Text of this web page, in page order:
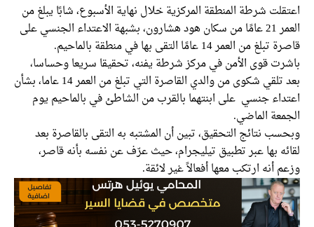
شرطة المنطقة المركزية خلال نهاية الأسبوع، شابًا يبلغ من
العمر 21 عامًا من سكان هود هشارون، بشبهة الاعتداء الجنسي على
العمر 14 عامًا التقى بها في منطقة بالماحيم.
قوى الأمن في مركز شرطة يفنه، تحقيقا سريعا وحساسا،
بعد تلقي شكوى من والدي القاصرة التي تبلغ من العمر 14 عاما، بشأن
جنسي على ابنتهما بالقرب من الشاطئ في بالماحيم يوم
الماضي.
نتائج التحقيق، تبين أن المشتبه به التقى بالقاصرة بعد
بها عبر تطبيق تيليجرام، حيث عرّف عن نفسه بأنه قاصر،
أنه ارتكب معها أفعالاً غير لائقة.